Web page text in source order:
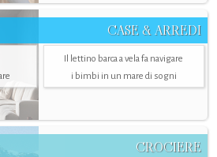
CASE & ARREDI
Il lettino barca a vela fa navigare
i bimbi in un mare di sogni
CROCIERE